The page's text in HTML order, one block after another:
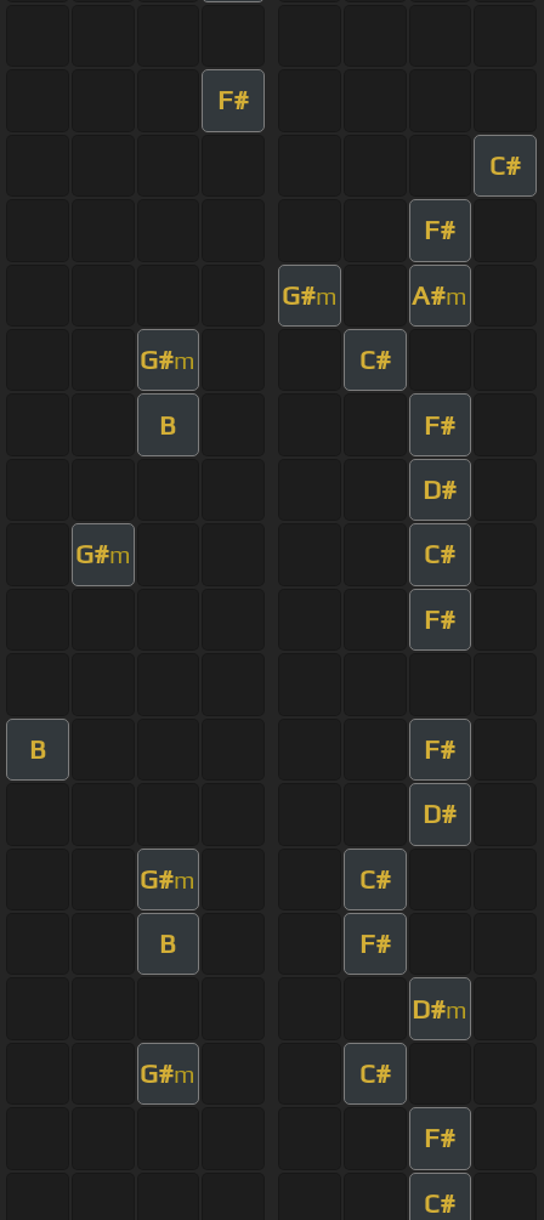
F#
C#
F#
G#m A#m
G#m C#
B F#
D#
G#m C#
F#
B F#
D#
G#m C#
B F#
D#m
G#m C#
F#
C#